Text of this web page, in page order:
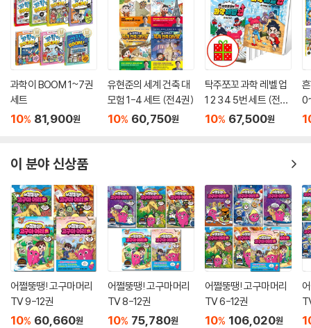
과학이 BOOM 1~7권
세트
10% 81,900원
유현준의 세계 건축 대
모험 1-4 세트 (전4권)
10% 60,750원
탁주쪼꼬 과학 레벨 업
1 2 3 4 5번 세트 (전5
권)
10% 67,500원
이 분야 신상품
어쩔뚱땡! 고구마머리
TV 9-12권
10% 60,660원
어쩔뚱땡! 고구마머리
TV 8-12권
10% 75,780원
어쩔뚱땡! 고구마머리
TV 6-12권
10% 106,020원